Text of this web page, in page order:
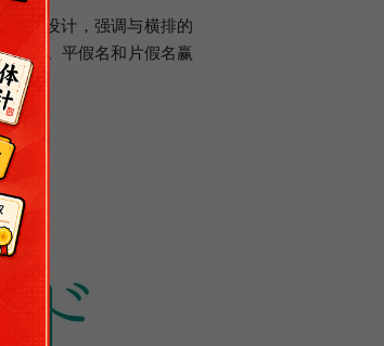
代的设计，强调与横排的
提案。平假名和片假名赢